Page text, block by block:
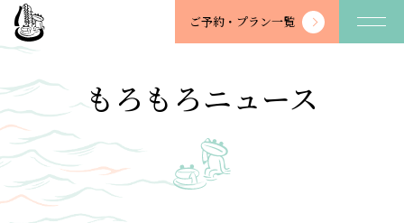
望
川
-
BOSENKAN
ご予約・ プラン一覧
もろもろニュース